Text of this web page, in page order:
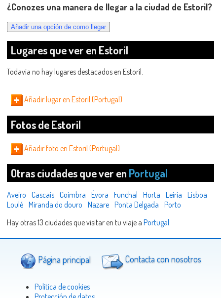
¿Conozes una manera de llegar a la ciudad de Estoril?
Lugares que ver en Estoril
Todavia no hay lugares destacados en Estoril.
Añadir lugar en Estoril (Portugal)
Fotos de Estoril
Añadir foto en Estoril (Portugal)
Otras ciudades que ver en Portugal
Aveiro Cascais Coimbra Évora Funchal Horta Leiria Lisboa
Loulé Miranda do douro Nazare Ponta Delgada Porto
Hay otras 13 ciudades que visitar en tu viaje a Portugal.
Página principal Contacta con nosotros
Politica de cookies